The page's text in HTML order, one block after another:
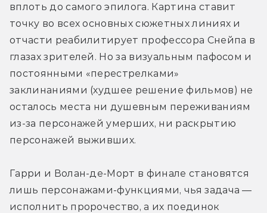
вплоть до самого эпилога. Картина ставит
точку во всех основных сюжетных линиях и
отчасти реабилитирует профессора Снейпа в
глазах зрителей. Но за визуальным пафосом и
постоянными «перестрелками»
заклинаниями (худшее решение фильмов) не
осталось места ни душевным переживаниям
из-за персонажей умерших, ни раскрытию
персонажей выживших.
Гарри и Волан-де-Морт в финале становятся
лишь персонажами-функциями, чья задача —
исполнить пророчество, а их поединок